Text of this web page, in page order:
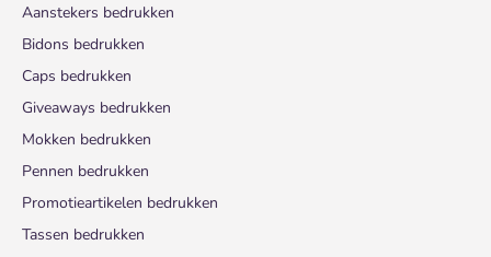
Aanstekers bedrukken
Bidons bedrukken
Caps bedrukken
Giveaways bedrukken
Mokken bedrukken
Pennen bedrukken
Promotieartikelen bedrukken
Tassen bedrukken